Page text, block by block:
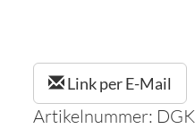
Link per E-Mail
Artikelnummer: